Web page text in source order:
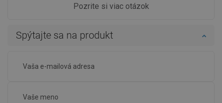
Pozrite si viac otázok
Spýtajte sa na produkt